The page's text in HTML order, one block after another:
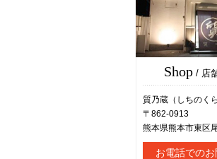
Shop/ 店
質乃蔵（しちのくら
〒862-0913
熊本県熊本市東区
お電話での